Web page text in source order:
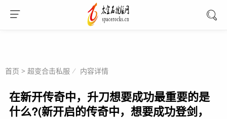
首页 > 超变合击私服 内容详情
在新开传奇中，升刀想要成功最重要的是
什么?(新开启的传奇中，想要成功登剑，